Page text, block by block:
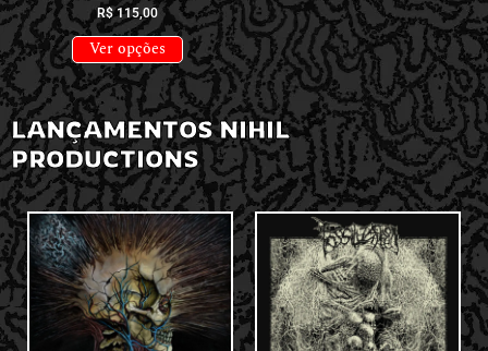
R$115,00
Ver opções
LANÇAMENTOS NIHIL
PRODUCTIONS